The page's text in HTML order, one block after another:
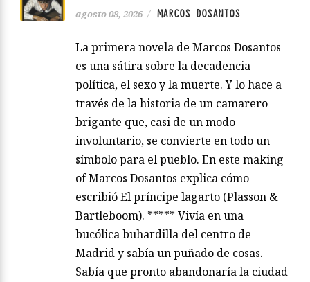
agosto 08, 2026 / MARCOS DOSANTOS
La primera novela de Marcos Dosantos
es una sátira sobre la decadencia
política, el sexo y la muerte. Y lo hace a
través de la historia de un camarero
brigante que, casi de un modo
involuntario, se convierte en todo un
símbolo para el pueblo. En este making
of Marcos Dosantos explica cómo
escribió El príncipe lagarto (Plasson &
Bartleboom). ***** Vivía en una
bucólica buhardilla del centro de
Madrid y sabía un puñado de cosas.
Sabía que pronto abandonaría la ciudad